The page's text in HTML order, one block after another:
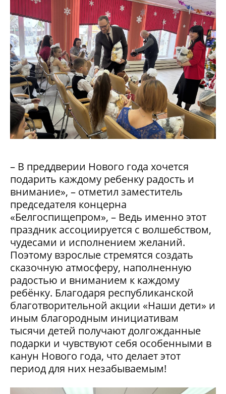
– В преддверии Нового года хочется
подарить каждому ребенку радость и
внимание», – отметил заместитель
председателя концерна
«Белгоспищепром», – Ведь именно этот
праздник ассоциируется с волшебством,
чудесами и исполнением желаний.
Поэтому взрослые стремятся создать
сказочную атмосферу, наполненную
радостью и вниманием к каждому
ребёнку. Благодаря республиканской
благотворительной акции «Наши дети» и
иным благородным инициативам
тысячи детей получают долгожданные
подарки и чувствуют себя особенными в
канун Нового года, что делает этот
период для них незабываемым!